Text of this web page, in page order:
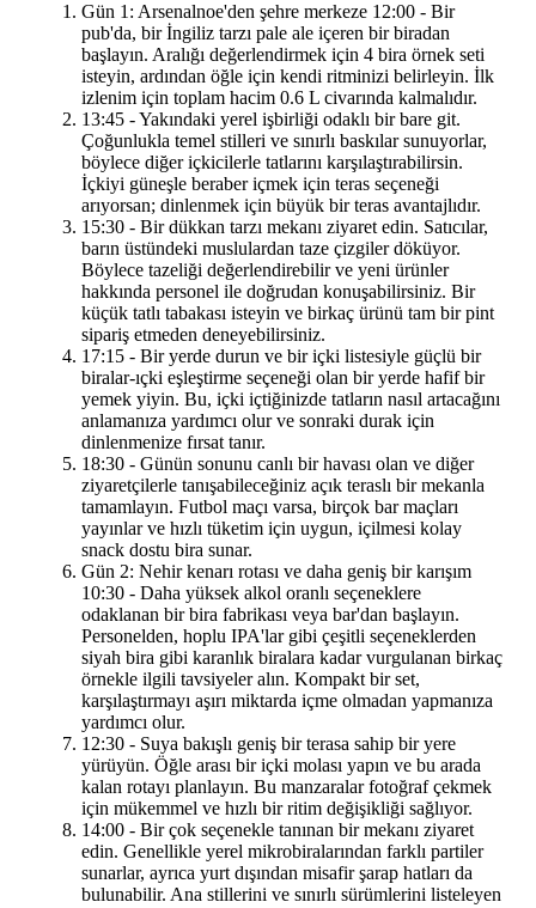
Gün 1: Arsenalnoe'den şehre merkeze 12:00 - Bir
pub'da, bir İngiliz tarzı pale ale içeren bir biradan
başlayın. Aralığı değerlendirmek için 4 bira örnek seti
isteyin, ardından öğle için kendi ritminizi belirleyin. İlk
izlenim için toplam hacim 0.6 L civarında kalmalıdır.
13:45 - Yakındaki yerel işbirliği odaklı bir bare git.
Çoğunlukla temel stilleri ve sınırlı baskılar sunuyorlar,
böylece diğer içkicilerle tatlarını karşılaştırabilirsin.
İçkiyi güneşle beraber içmek için teras seçeneği
arıyorsan; dinlenmek için büyük bir teras avantajlıdır.
15:30 - Bir dükkan tarzı mekanı ziyaret edin. Satıcılar,
barın üstündeki muslulardan taze çizgiler döküyor.
Böylece tazeliği değerlendirebilir ve yeni ürünler
hakkında personel ile doğrudan konuşabilirsiniz. Bir
küçük tatlı tabakası isteyin ve birkaç ürünü tam bir pint
sipariş etmeden deneyebilirsiniz.
17:15 - Bir yerde durun ve bir içki listesiyle güçlü bir
biralar-ıçki eşleştirme seçeneği olan bir yerde hafif bir
yemek yiyin. Bu, içki içtiğinizde tatların nasıl artacağını
anlamanıza yardımcı olur ve sonraki durak için
dinlenmenize fırsat tanır.
18:30 - Günün sonunu canlı bir havası olan ve diğer
ziyaretçilerle tanışabileceğiniz açık teraslı bir mekanla
tamamlayın. Futbol maçı varsa, birçok bar maçları
yayınlar ve hızlı tüketim için uygun, içilmesi kolay
snack dostu bira sunar.
Gün 2: Nehir kenarı rotası ve daha geniş bir karışım
10:30 - Daha yüksek alkol oranlı seçeneklere
odaklanan bir bira fabrikası veya bar'dan başlayın.
Personelden, hoplu IPA'lar gibi çeşitli seçeneklerden
siyah bira gibi karanlık biralara kadar vurgulanan birkaç
örnekle ilgili tavsiyeler alın. Kompakt bir set,
karşılaştırmayı aşırı miktarda içme olmadan yapmanıza
yardımcı olur.
12:30 - Suya bakışlı geniş bir terasa sahip bir yere
yürüyün. Öğle arası bir içki molası yapın ve bu arada
kalan rotayı planlayın. Bu manzaralar fotoğraf çekmek
için mükemmel ve hızlı bir ritim değişikliği sağlıyor.
14:00 - Bir çok seçenekle tanınan bir mekanı ziyaret
edin. Genellikle yerel mikrobiralarından farklı partiler
sunarlar, ayrıca yurt dışından misafir şarap hatları da
bulunabilir. Ana stillerini ve sınırlı sürümlerini listeleyen